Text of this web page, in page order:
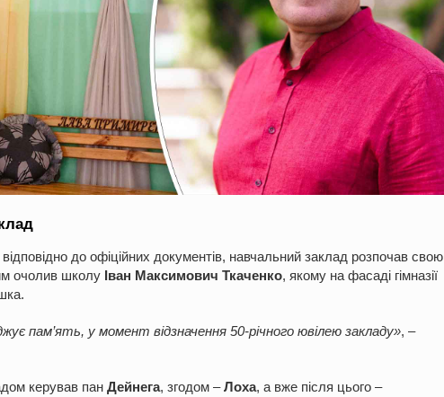
до офіційних документів, навчальний заклад розпочав свою
очолив школу Іван Максимович Ткаченко, якому на фасаді гімназії
пам’ять, у момент відзначення 50-річного ювілею закладу», –
керував пан Дейнега, згодом –Лоха, а вже після цього –